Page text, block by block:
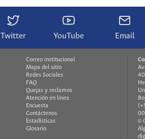
Twitter YouTube Email
Correo institucional
Mapa del sitio
Redes Sociales
FAQ
Quejas y reclamos
Atención en línea
Encuesta
Contáctenos
Estadísticas
Glosario
©